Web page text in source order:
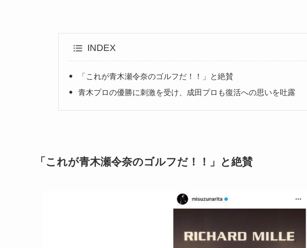
INDEX
「これが青木瀬令奈のゴルフだ！！」と絶賛
青木プロの優勝に刺激を受け、成田プロも復活への思いを吐露
「これが青木瀬令奈のゴルフだ！！」と絶賛